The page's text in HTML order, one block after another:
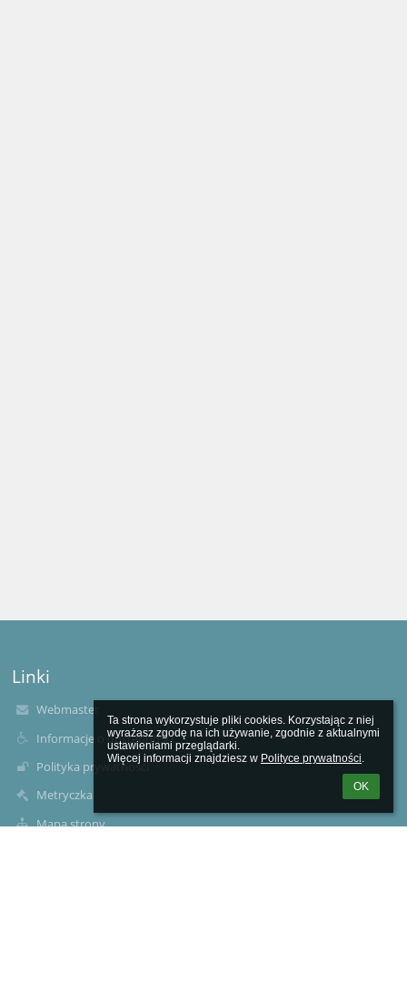
Ta strona wykorzystuje pliki cookies. Korzystając z niej
wyrażasz zgodę na ich używanie, zgodnie z aktualnymi
ustawieniami przeglądarki.
Więcej informacji znajdziesz w Polityce prywatności.
OK
Linki
Webmaster
Informacje o dostępności
Polityka prywatności
Metryczka
Mapa strony